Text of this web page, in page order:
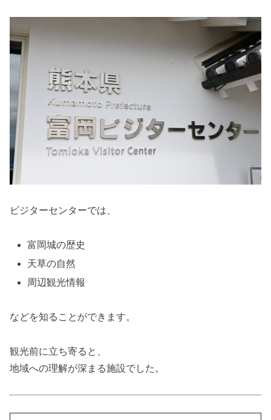
ビジターセンターでは、
富岡城の歴史
天草の自然
周辺観光情報
などを知ることができます。
観光前に立ち寄ると、
地域への理解が深まる施設でした。